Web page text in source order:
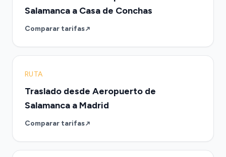
Salamanca a Casa de Conchas
Comparar tarifas
RUTA
Traslado desde Aeropuerto de
Salamanca a Madrid
Comparar tarifas